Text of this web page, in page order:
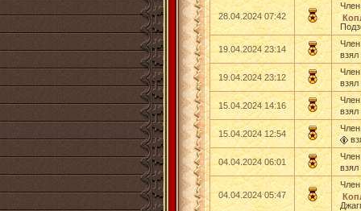
28.04.2024 07:42
19.04.2024 23:14
взял
19.04.2024 23:12
взял
15.04.2024 14:16
взял
15.04.2024 12:54
04.04.2024 06:01
взял
04.04.2024 05:47